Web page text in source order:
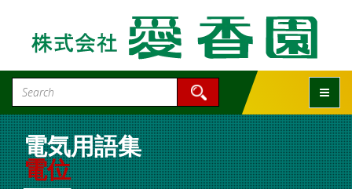
電気用語集
電位